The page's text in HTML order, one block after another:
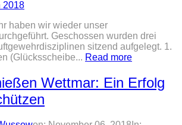
haben wir wieder unser
Geschossen wurden drei
sitzend aufgelegt. 1.
(Glücksscheibe... Read more
Wettmar: Ein Erfolg